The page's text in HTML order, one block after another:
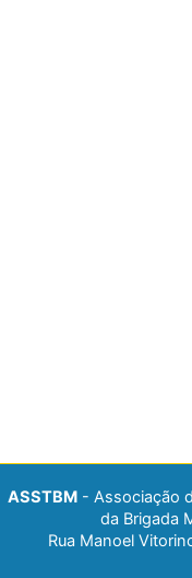
ASSTBM - Associação
da Brigada
Rua Manoel